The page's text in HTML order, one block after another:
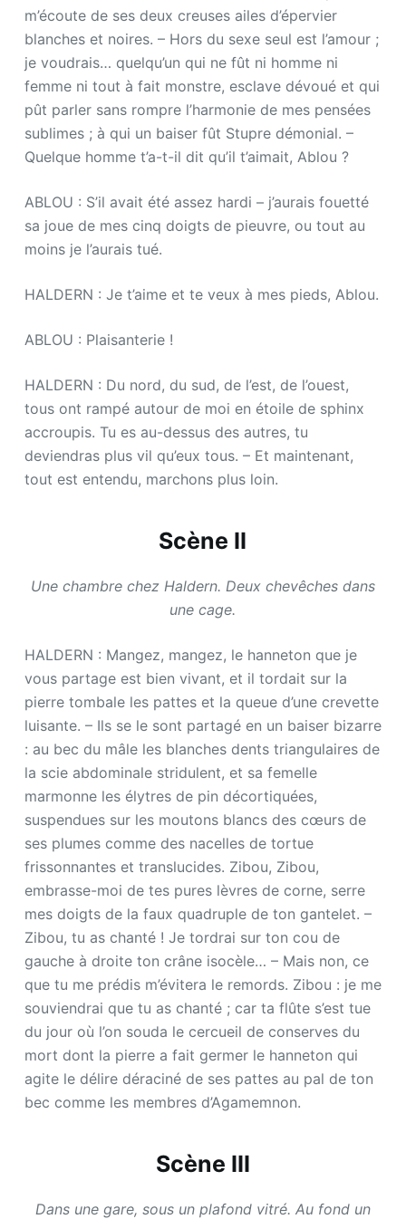
m’écoute de ses deux creuses ailes d’épervier
blanches et noires. – Hors du sexe seul est l’amour ;
je voudrais… quelqu’un qui ne fût ni homme ni
femme ni tout à fait monstre, esclave dévoué et qui
pût parler sans rompre l’harmonie de mes pensées
sublimes ; à qui un baiser fût Stupre démonial. –
Quelque homme t’a-t-il dit qu’il t’aimait, Ablou ?
ABLOU : S’il avait été assez hardi – j’aurais fouetté
sa joue de mes cinq doigts de pieuvre, ou tout au
moins je l’aurais tué.
HALDERN : Je t’aime et te veux à mes pieds, Ablou.
ABLOU : Plaisanterie !
HALDERN : Du nord, du sud, de l’est, de l’ouest,
tous ont rampé autour de moi en étoile de sphinx
accroupis. Tu es au-dessus des autres, tu
deviendras plus vil qu’eux tous. – Et maintenant,
tout est entendu, marchons plus loin.
Scène II
Une chambre chez Haldern. Deux chevêches dans
une cage.
HALDERN : Mangez, mangez, le hanneton que je
vous partage est bien vivant, et il tordait sur la
pierre tombale les pattes et la queue d’une crevette
luisante. – Ils se le sont partagé en un baiser bizarre
: au bec du mâle les blanches dents triangulaires de
la scie abdominale stridulent, et sa femelle
marmonne les élytres de pin décortiquées,
suspendues sur les moutons blancs des cœurs de
ses plumes comme des nacelles de tortue
frissonnantes et translucides. Zibou, Zibou,
embrasse-moi de tes pures lèvres de corne, serre
mes doigts de la faux quadruple de ton gantelet. –
Zibou, tu as chanté ! Je tordrai sur ton cou de
gauche à droite ton crâne isocèle… – Mais non, ce
que tu me prédis m’évitera le remords. Zibou : je me
souviendrai que tu as chanté ; car ta flûte s’est tue
du jour où l’on souda le cercueil de conserves du
mort dont la pierre a fait germer le hanneton qui
agite le délire déraciné de ses pattes au pal de ton
bec comme les membres d’Agamemnon.
Scène III
Dans une gare, sous un plafond vitré. Au fond un